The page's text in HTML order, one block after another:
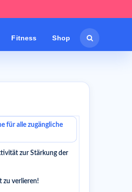
Fitness Shop
für alle zugängliche
zur Stärkung der
zu verlieren!